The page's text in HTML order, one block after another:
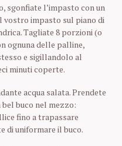
sgonfiate l’impasto con un
impasto sul piano di
Tagliate 8 porzioni (o
ognuna delle palline,
e sigillandolo al
minuti coperte.
acqua salata. Prendete
buco nel mezzo:
fino a trapassare
di uniformare il buco.